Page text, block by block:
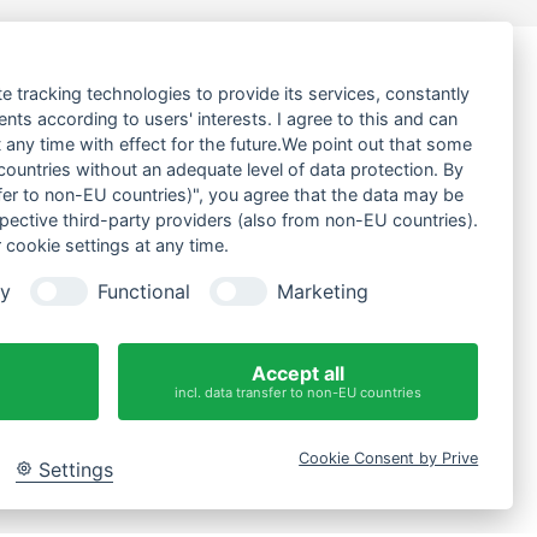
tracking technologies to provide its services, constantly
according to users' interests. I agree to this and can
time with effect for the future.We point out that some
without an adequate level of data protection. By
to non-EU countries)", you agree that the data may be
third-party providers (also from non-EU countries).
settings at any time.
Functional Marketing
Accept all
incl. data transfer to non-EU countries
Settings Cookie Consent by Prive